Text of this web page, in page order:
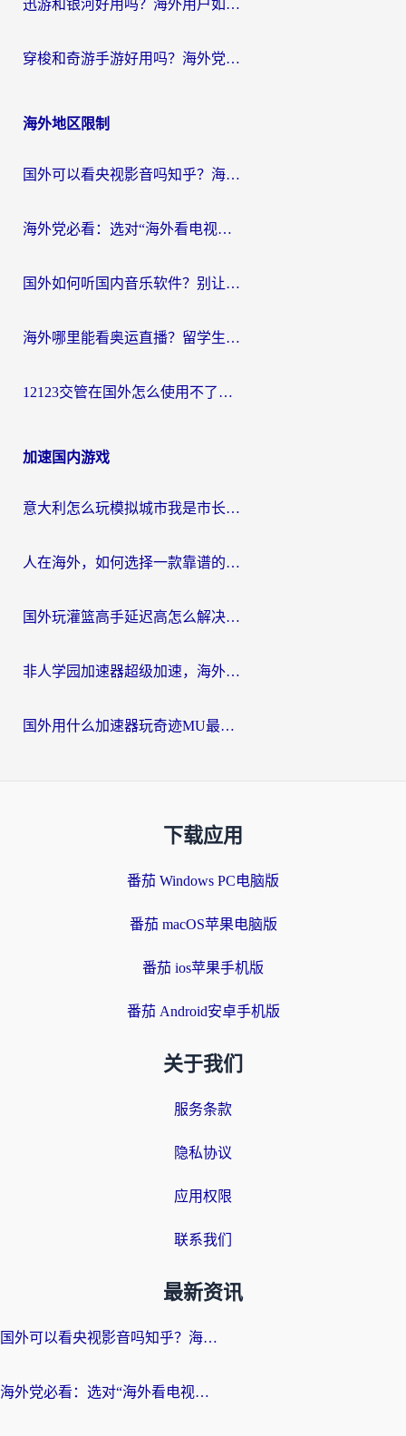
迅游和银河好用吗？海外用户如何选择回国加速器实现无缝访问国内资源
穿梭和奇游手游好用吗？海外党亲测3款回国加速器，附蜜蜂加速器七天试用攻略
海外地区限制
国外可以看央视影音吗知乎？海外党亲测有效的回国加速方案
海外党必看：选对“海外看电视剧软件”，再也不用愁国内剧刷不了
国外如何听国内音乐软件？别让地域限制，断了你的中文歌单
海外哪里能看奥运直播？留学生&海外华人必看的体育赛事观赛终极指南
12123交管在国外怎么使用不了？海外华人必看的无缝访问国内资源指南
加速国内游戏
意大利怎么玩模拟城市我是市长？海外党国服游戏加速终极攻略（附三国3量子特攻解决办法）
人在海外，如何选择一款靠谱的玩剑灵2加速器？
国外玩灌篮高手延迟高怎么解决？海外玩家国服游戏加速终极指南
非人学园加速器超级加速，海外玩家重返国服的通行证
国外用什么加速器玩奇迹MU最好？2026海外玩家国服游戏加速全攻略
下载应用
番茄 Windows PC电脑版
番茄 macOS苹果电脑版
番茄 ios苹果手机版
番茄 Android安卓手机版
关于我们
服务条款
隐私协议
应用权限
联系我们
最新资讯
国外可以看央视影音吗知乎？海外党亲测有效的回国加速方案
海外党必看：选对“海外看电视剧软件”，再也不用愁国内剧刷不了